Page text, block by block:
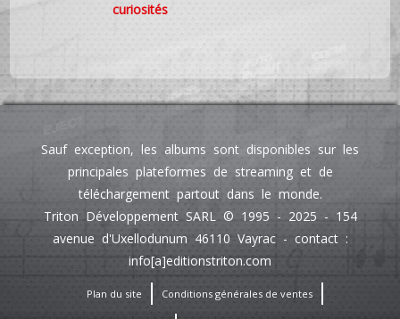
curiosités
Sauf exception, les albums sont disponibles sur les
principales plateformes de streaming et de
téléchargement partout dans le monde.
Triton Développement SARL © 1995 - 2025 - 154
avenue d'Uxellodunum 46110 Vayrac - contact :
info[a]editionstriton.com
Plan du site Conditions générales de ventes